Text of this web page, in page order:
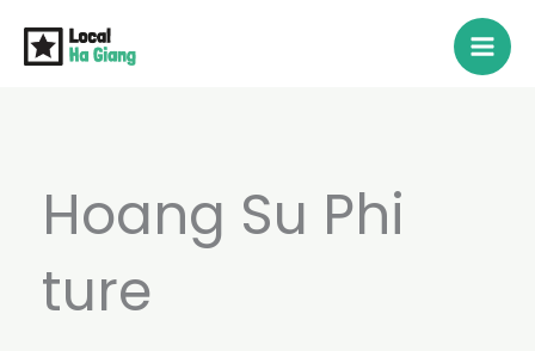
Hoang Su Phi
ture